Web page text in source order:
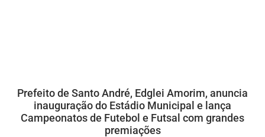
Prefeito de Santo André, Edglei Amorim, anuncia
inauguração do Estádio Municipal e lança
Campeonatos de Futebol e Futsal com grandes
premiações